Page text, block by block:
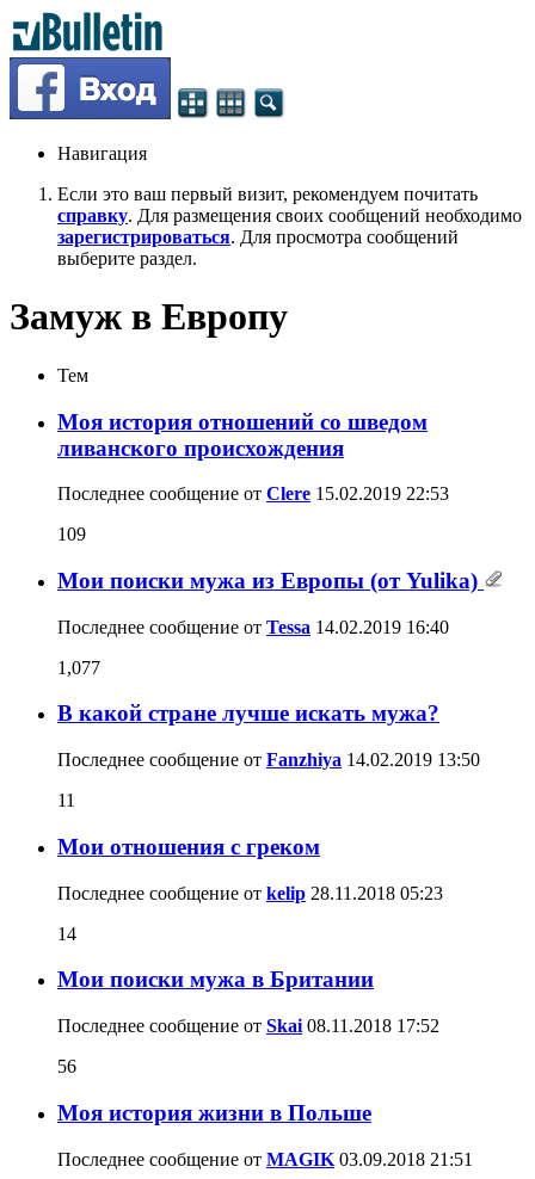
Навигация
Если это ваш первый визит, рекомендуем почитать
справку. Для размещения своих сообщений необходимо
зарегистрироваться. Для просмотра сообщений
выберите раздел.
Замуж в Европу
Тем
Моя история отношений со шведом
ливанского происхождения
Последнее сообщение от Clere 15.02.2019 22:53
109
Мои поиски мужа из Европы (от Yulika)
Последнее сообщение от Tessa 14.02.2019 16:40
1,077
В какой стране лучше искать мужа?
Последнее сообщение от Fanzhiya 14.02.2019 13:50
11
Мои отношения с греком
Последнее сообщение от kelip 28.11.2018 05:23
14
Мои поиски мужа в Британии
Последнее сообщение от Skai 08.11.2018 17:52
56
Моя история жизни в Польше
Последнее сообщение от MAGIK 03.09.2018 21:51